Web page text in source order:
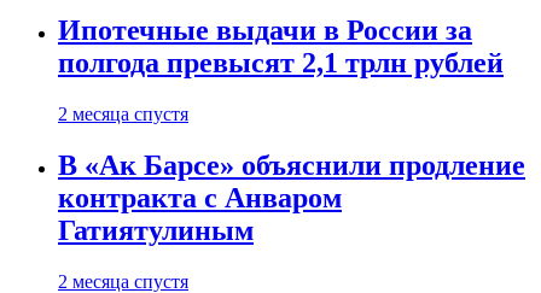
Ипотечные выдачи в России за
полгода превысят 2,1 трлн рублей
2 месяца спустя
В «Ак Барсе» объяснили продление
контракта с Анваром
Гатиятулиным
2 месяца спустя